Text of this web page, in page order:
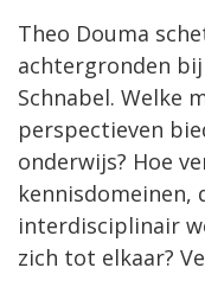
Theo Douma
achtergronden
Schnabel. Welke
perspectieven
onderwijs? Hoe
kennisdomeinen,
interdisciplinair
zich tot elkaar?